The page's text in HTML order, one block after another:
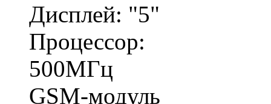
Дисплей: "5"
Процессор:
500МГц
GSM-модуль